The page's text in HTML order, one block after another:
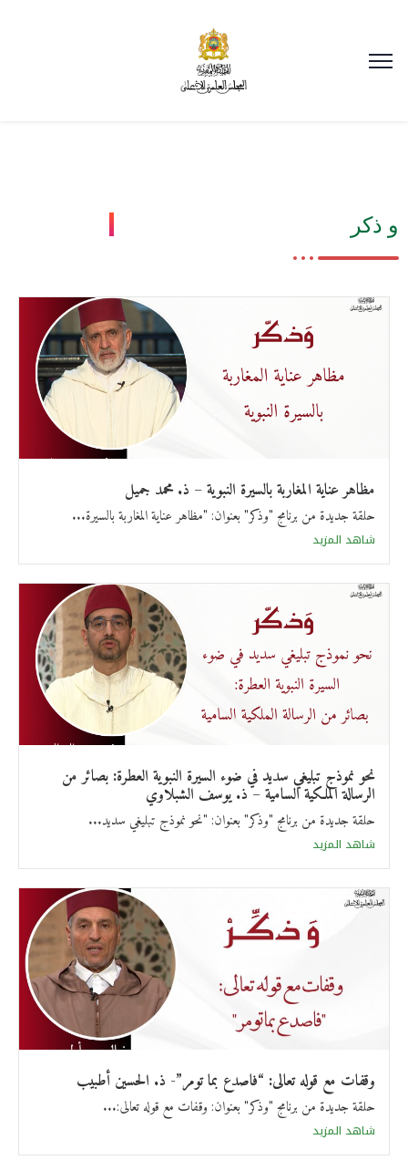
و ذكر
مظاهر عناية المغاربة بالسيرة النبوية – ذ. محمد جميل
حلقة جديدة من برنامج "وذكر" بعنوان: "مظاهر عناية المغاربة بالسيرة...
شاهد المزيد
نحو نموذج تبليغي سديد في ضوء السيرة النبوية العطرة: بصائر من
الرسالة الملكية السامية – ذ. يوسف الشبلاوي
حلقة جديدة من برنامج "وذكر" بعنوان: "نحو نموذج تبليغي سديد...
شاهد المزيد
وقفات مع قوله تعالى: “فاصدع بما تومر”- ذ. الحسين أطبيب
حلقة جديدة من برنامج "وذكر" بعنوان: وقفات مع قوله تعالى:...
شاهد المزيد